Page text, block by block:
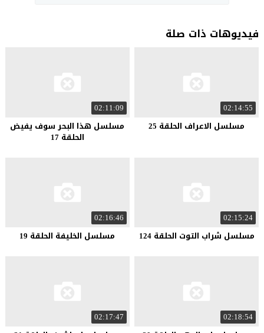
فيديوهات ذات صلة
02:14:55
مسلسل الاعراف الحلقة 25
02:11:09
مسلسل هذا البحر سوف يفيض
الحلقة 17
02:15:24
مسلسل شراب التوت الحلقة 124
02:16:46
مسلسل الخليفة الحلقة 19
02:18:54
02:17:47